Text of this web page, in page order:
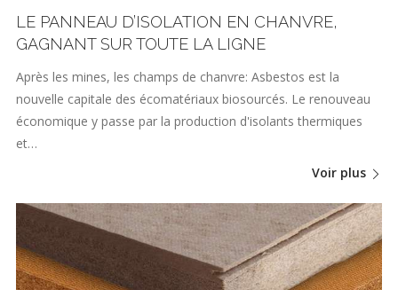
LE PANNEAU D’ISOLATION EN CHANVRE,
GAGNANT SUR TOUTE LA LIGNE
Après les mines, les champs de chanvre: Asbestos est la
nouvelle capitale des écomatériaux biosourcés. Le renouveau
économique y passe par la production d'isolants thermiques
et…
Voir plus